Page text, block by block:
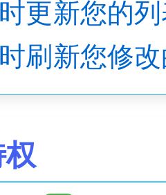
更新您的
刷新您修